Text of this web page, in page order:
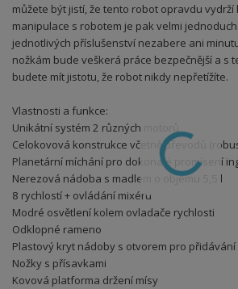
můžete být jistí, že tento robot opravdu vydrží
manipulace s robotem je pak velmi
jednotlivých příslušenství nezabere ani
nožkám bude veškerá práce bezpečnější a s
budete mít jistotu, že robot nikdy nepřetížíte.
Vlastnosti a funkce:
Unikátní systém 2 různých motorů
Celokovová konstrukce včetně převodů
Planetární míchání pro dokonalé promísení
Nerezová nádoba s madlem o objemu 5,5 l
8 rychlostí + ovládání mixéru
Modré osvětlení kolem ovladače rychlosti
Odklopné rameno
Plastový kryt nádoby s otvorem pro
Nožky s přísavkami
Kovová platforma držení mísy